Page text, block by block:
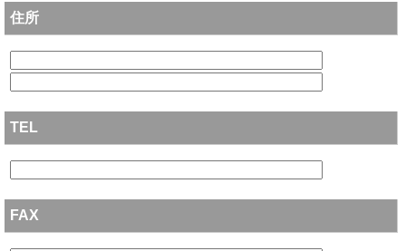
住所
TEL
FAX